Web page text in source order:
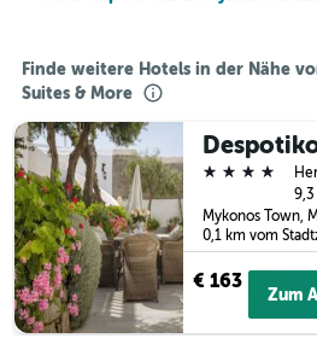
Finde weitere Hotels in der Nähe
Suites & More
4 Sterne
9,3
0,1 km vom
€ 163
Zum